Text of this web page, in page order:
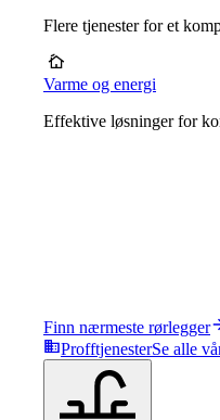
Flere tjenester for et
Varme og energi
Effektive løsninger for
Finn nærmeste rørlegger
ProfftjenesterSe alle